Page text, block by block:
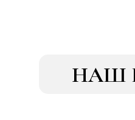
НАШ